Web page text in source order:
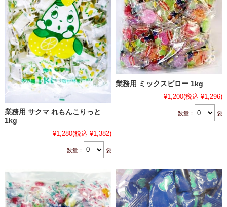
業務用 サクマ れもんこりっと
1kg
¥1,280(税込 ¥1,382)
数量： 袋
業務用 ミックスピロー 1kg
¥1,200(税込 ¥1,296)
数量： 袋